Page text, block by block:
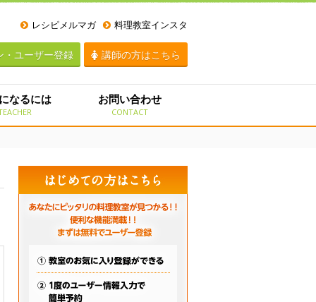
レシピメルマガ 料理教室インスタ
・ユーザー登録 講師の方はこちら
なるには お問い合わせ
CONTACT